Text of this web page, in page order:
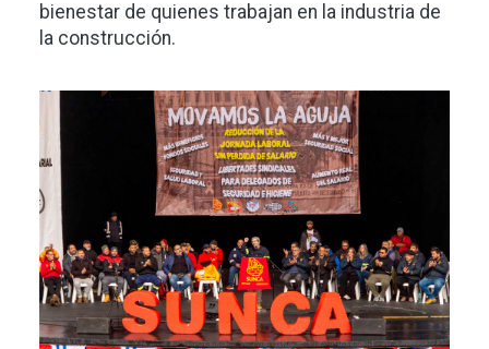
bienestar de quienes trabajan en la industria de
la construcción.
Imagen